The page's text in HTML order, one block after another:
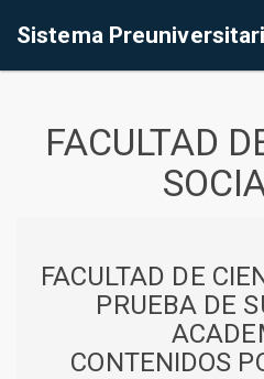
Sistema
FACULTAD
FACULTAD DE
PRUEBA DE
CONTENIDOS